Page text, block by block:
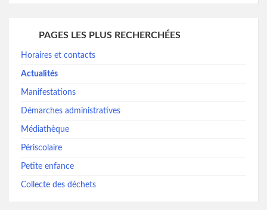
PAGES LES PLUS RECHERCHÉES
Horaires et contacts
Actualités
Manifestations
Démarches administratives
Médiathèque
Périscolaire
Petite enfance
Collecte des déchets